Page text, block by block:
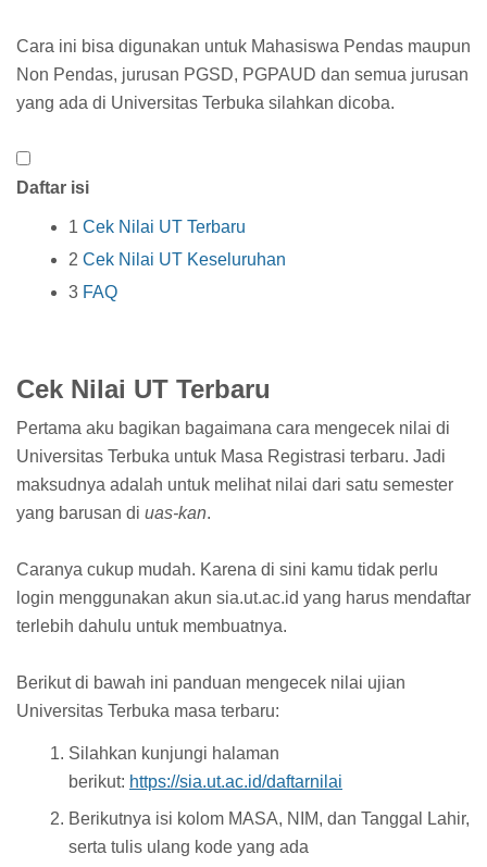
Cara ini bisa digunakan untuk Mahasiswa Pendas maupun
Non Pendas, jurusan PGSD, PGPAUD dan semua jurusan
yang ada di Universitas Terbuka silahkan dicoba.
Daftar isi
1 Cek Nilai UT Terbaru
2 Cek Nilai UT Keseluruhan
3 FAQ
Cek Nilai UT Terbaru
Pertama aku bagikan bagaimana cara mengecek nilai di
Universitas Terbuka untuk Masa Registrasi terbaru. Jadi
maksudnya adalah untuk melihat nilai dari satu semester
yang barusan di uas-kan.
Caranya cukup mudah. Karena di sini kamu tidak perlu
login menggunakan akun sia.ut.ac.id yang harus mendaftar
terlebih dahulu untuk membuatnya.
Berikut di bawah ini panduan mengecek nilai ujian
Universitas Terbuka masa terbaru:
Silahkan kunjungi halaman
berikut: https://sia.ut.ac.id/daftarnilai
Berikutnya isi kolom MASA, NIM, dan Tanggal Lahir,
serta tulis ulang kode yang ada